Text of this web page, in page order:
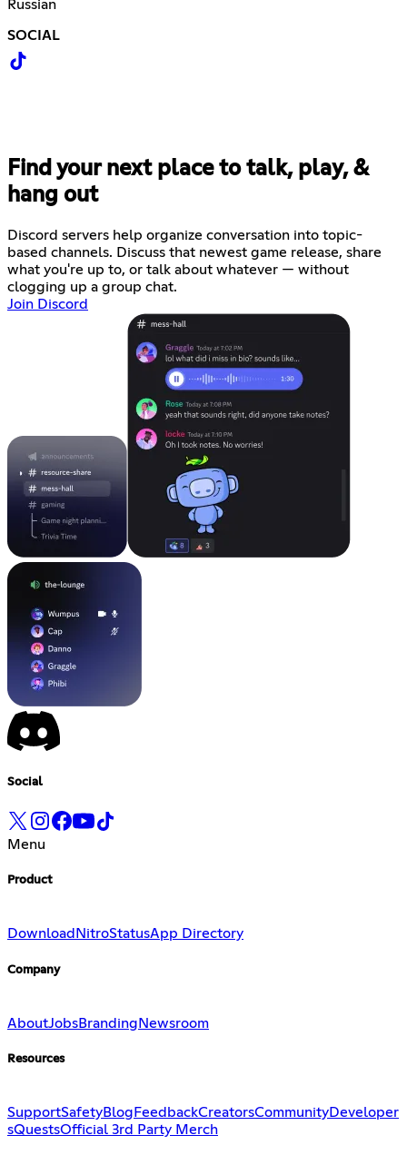
Russian
SOCIAL
Find your next place to talk, play, &
hang out
Discord servers help organize conversation into topic-
based channels. Discuss that newest game release, share
what you're up to, or talk about whatever — without
clogging up a group chat.
Join Discord
Social
Menu
Product
Download NitroStatusApp Directory
Company
AboutJobsBranding Newsroom
Resources
SupportSafetyBlog FeedbackCreatorsCommunityDeveloper
sQuestsOfficial 3rd Party Merch